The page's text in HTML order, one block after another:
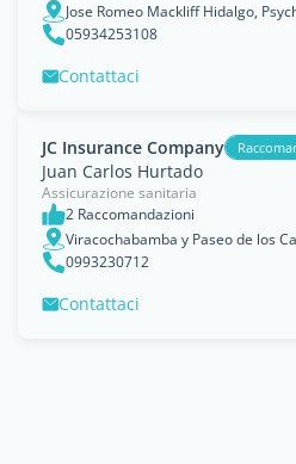
05934253108
Contattaci
JC Insurance Company
Juan Carlos Hurtado
Assicurazione sanitaria
2 Raccomandazioni
0993230712
Contattaci